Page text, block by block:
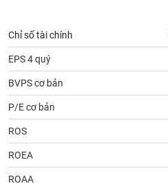
Chỉ số tài chính
EPS 4 quý
BVPS cơ bản
P/E cơ bản
ROS
ROEA
ROAA